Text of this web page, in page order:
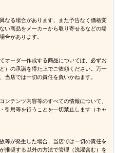
なる場合があります。また予告なく価格変
い商品をメーカーから取り寄せるなどの場
合があります。
オーダー作成する商品については、必ずお
）の承諾を得た上でご依頼ください。万一
当店では一切の責任を負いかねます。
ンテンツ内容等のすべての情報について、
引用等を行うことを一切禁止します（キャ
等が発生した場合、当店では一切の責任を
推奨する以外の方法で管理（洗濯含む）を